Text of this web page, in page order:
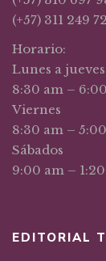
(+57) 311 249
Horario:
Lunes a jueves
8:30 am –
Viernes
8:30 am –
Sábados
9:00 am –
EDITORIAL